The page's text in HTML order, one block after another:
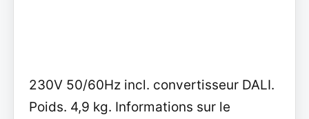
230V 50/60Hz incl. convertisseur DALI.
Poids. 4,9 kg. Informations sur le